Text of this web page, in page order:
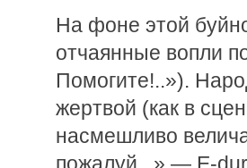
На фоне этой
отчаянные вопли
Помогите!..»).
жертвой (как в
насмешливо